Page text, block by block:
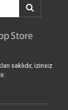
saklıdır, izinsiz